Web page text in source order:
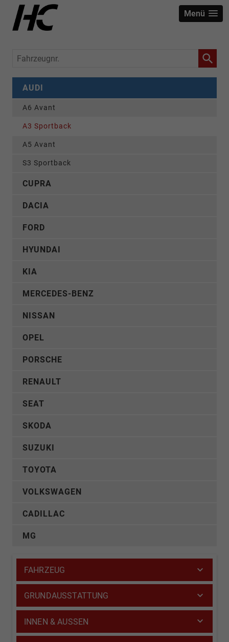
Menü
Fahrzeugnr.
AUDI
A6 Avant
A3 Sportback
A5 Avant
S3 Sportback
CUPRA
DACIA
FORD
HYUNDAI
KIA
MERCEDES-BENZ
NISSAN
OPEL
PORSCHE
RENAULT
SEAT
SKODA
SUZUKI
TOYOTA
VOLKSWAGEN
CADILLAC
MG
FAHRZEUG
GRUNDAUSSTATTUNG
INNEN & AUSSEN